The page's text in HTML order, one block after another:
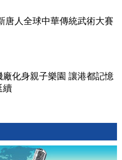
唐人全球中華傳統武術大賽
廠化身親子樂園 讓港都記憶
續